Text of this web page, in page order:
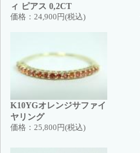
ィ ピアス 0,2CT
価格： 24,900円(税込)
K10YGオレンジサファイ
ヤリング
価格： 25,800円(税込)